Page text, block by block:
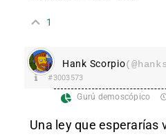
1
Hank Scorpio
#3003573
Gurú demoscópico
Una ley que esperarías